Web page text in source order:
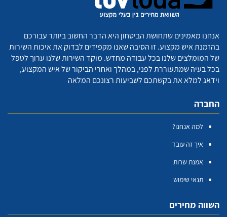
אנחנו מאמינים שתחושת הביטחון היא הדבר החשוב ביותר עבורכם
בהזמנת איש מקצוע. זו הסיבה שאנו מקפידים לבדוק את איכות השירות
של המומלצים שלנו בכל עבודה מחדש. מוקד השירות שלנו ערוך לטפל
בכל בעיה שמתעוררת לפני, במהלך ואחרי הביקור של איש המקצוע,
וידאג למלא את בקשתכם לשביעות רצונכם המלאה
החברה
למה אנחנו?
איך זה עובד
אמנת שרות
תנאי שימוש
השווה מחירים